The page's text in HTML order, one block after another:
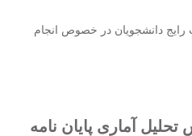
دانشجویان در خصوص انجام
آماری پایان نامه